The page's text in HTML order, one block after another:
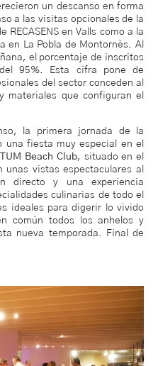
un descanso en forma
a las visitas opcionales de la
en Valls como a la
en La Pobla de Montornès. Al
el porcentaje de inscritos
95%. Esta cifra pone de
del sector conceden al
materiales que configuran el
la primera jornada de la
una fiesta muy especial en el
Beach Club, situado en el
unas vistas espectaculares al
directo y una experiencia
culinarias de todo el
ideales para digerir lo vivido
común todos los anhelos y
nueva temporada. Final de